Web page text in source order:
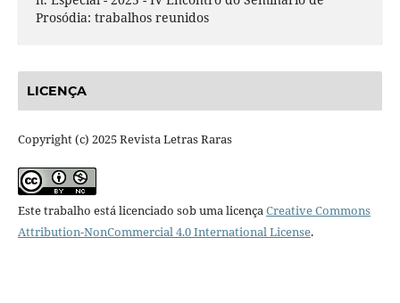
Prosódia: trabalhos reunidos
LICENÇA
Copyright (c) 2025 Revista Letras Raras
Este trabalho está licenciado sob uma licençaCreative Commons
Attribution-NonCommercial 4.0 International License.